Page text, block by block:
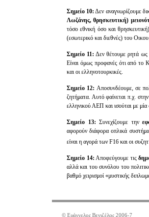
Σημείο 10: Δεν αναγνωρίζουμε
Λωζάνης, θρησκευτική)
τόσο εθνική όσο και
(εσωτερικό και διεθνές) του
Σημείο 11: Δεν θέτουμε ρητά ως
Είναι όμως προφανές ότι από το
και οι ελληνοτουρκικές.
Σημείο 12: Αποσυνδέουμε, σε
ζητήματα. Αυτό φαίνεται π.χ.
ελληνικού ΑΕΠ και ισούται με
Σημείο 13:Συνεχίζουμε την
αφορούν διάφορα οπλικά
είναι η αγορά των F16 και οι
Σημείο 14: Αποφεύγουμε τις
αλλά και του συνόλου του
βαθμό χειρισμοί «μυστικής
© Ευάγγελος Βενιζέλος 2006-7